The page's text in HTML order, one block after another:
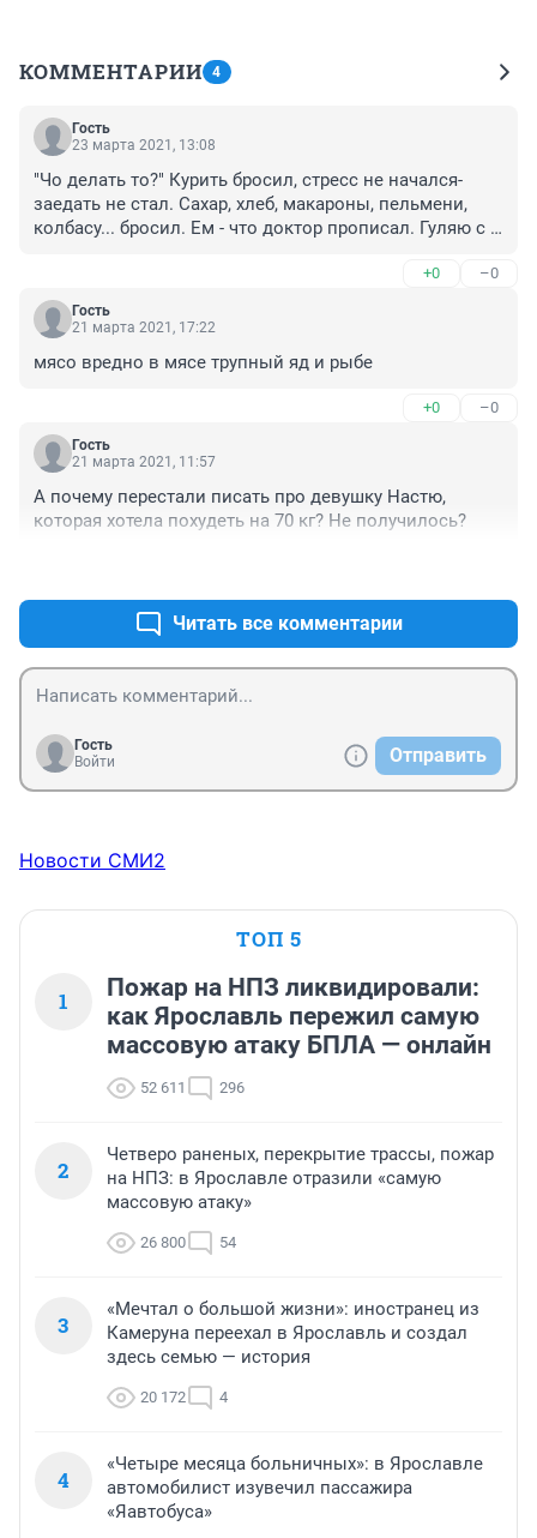
КОММЕНТАРИИ 4
Гость
23 марта 2021, 13:08
"Чо делать то?" Курить бросил, стресс не начался-
заедать не стал. Сахар, хлеб, макароны, пельмени,
колбасу... бросил. Ем - что доктор прописал. Гуляю с
+0 –0
Гость
21 марта 2021, 17:22
мясо вредно в мясе трупный яд и рыбе
+0 –0
Гость
21 марта 2021, 11:57
А почему перестали писать про девушку Настю,
которая хотела похудеть на 70 кг? Не получилось?
Читать все комментарии
Гость
Войти
Отправить
Новости СМИ2
ТОП 5
1
Пожар на НПЗ ликвидировали:
как Ярославль пережил самую
массовую атаку БПЛА — онлайн
52 611 296
2
Четверо раненых, перекрытие трассы, пожар
на НПЗ: в Ярославле отразили «самую
массовую атаку»
26 800 54
3
«Мечтал о большой жизни»: иностранец из
Камеруна переехал в Ярославль и создал
здесь семью — история
20 172 4
4
«Четыре месяца больничных»: в Ярославле
автомобилист изувечил пассажира
«Яавтобуса»